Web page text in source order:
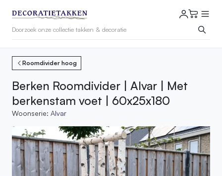
Roomdivider hoog
Berken Roomdivider | Alvar | Met
berkenstam voet | 60x25x180
Woonserie: Alvar